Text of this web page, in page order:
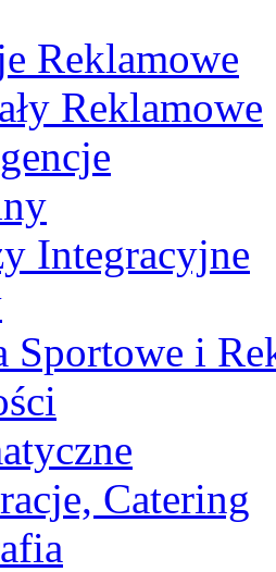
Reklamowe
Reklamowe
Integracyjne
Sportowe i
Catering